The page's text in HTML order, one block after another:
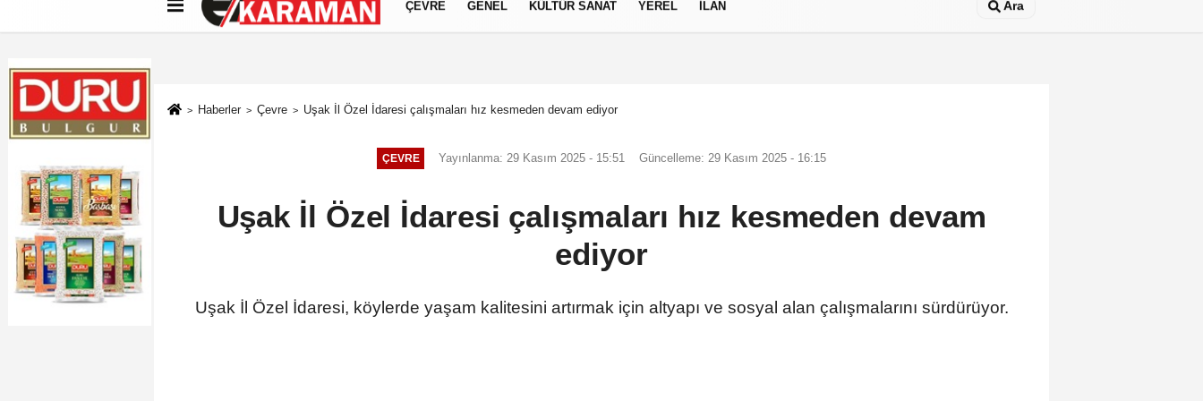
Künye İletişim Çerez Politikası Gizlilik İlkeleri
ÇEVRE GENEL KÜLTÜR SANAT YEREL İLAN Ara
Haberler Çevre Uşak İl Özel İdaresi çalışmaları hız kesmeden devam ediyor
ÇEVRE Yayınlanma: 29 Kasım 2025 - 15:51 Güncelleme: 29 Kasım 2025 - 16:15
Uşak İl Özel İdaresi çalışmaları hız kesmeden devam
ediyor
Uşak İl Özel İdaresi, köylerde yaşam kalitesini artırmak için altyapı ve sosyal alan çalışmalarını sürdürüyor.